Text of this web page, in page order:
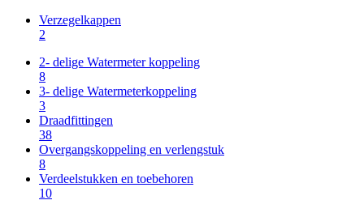
Verzegelkappen
2
2- delige Watermeter koppeling
8
3- delige Watermeterkoppeling
3
Draadfittingen
38
Overgangskoppeling en verlengstuk
8
Verdeelstukken en toebehoren
10